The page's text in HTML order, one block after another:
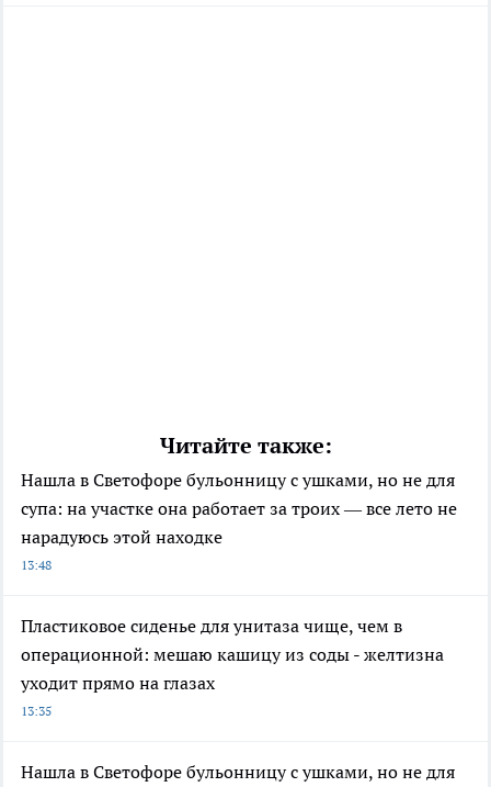
Читайте также:
Нашла в Светофоре бульонницу с ушками, но не для
супа: на участке она работает за троих — все лето не
нарадуюсь этой находке
13:48
Пластиковое сиденье для унитаза чище, чем в
операционной: мешаю кашицу из соды - желтизна
уходит прямо на глазах
13:35
Нашла в Светофоре бульонницу с ушками, но не для